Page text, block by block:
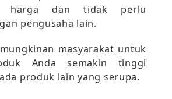
harga dan tidak perlu
pengusaha lain.
masyarakat untuk
Anda semakin tinggi
produk lain yang serupa.